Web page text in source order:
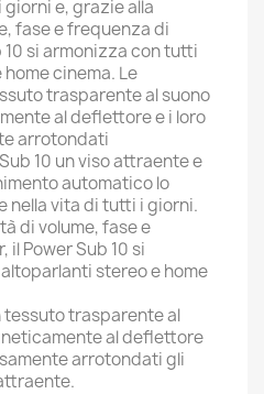
e, grazie alla
fase e frequenza di
10 si armonizza con tutti
cinema. Le
trasparente al suono
al deflettore e i loro
arrotondati
10 un viso attraente e
automatico lo
nella vita di tutti i giorni.
di volume, fase e
Power Sub 10 si
stereo e home
trasparente al
al deflettore
arrotondati gli